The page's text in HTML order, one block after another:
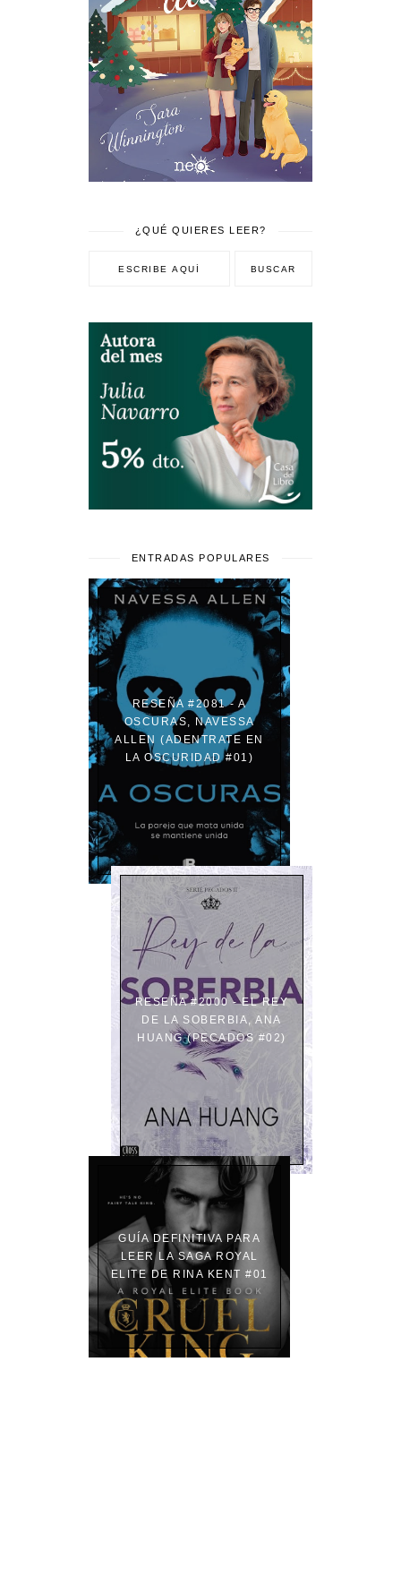
¿QUÉ QUIERES LEER?
ENTRADAS POPULARES
RESEÑA #2081 - A
OSCURAS, NAVESSA
ALLEN (ADENTRATE EN
LA OSCURIDAD #01)
RESEÑA #2000 - EL REY
DE LA SOBERBIA, ANA
HUANG (PECADOS #02)
GUÍA DEFINITIVA PARA
LEER LA SAGA ROYAL
ELITE DE RINA KENT #01